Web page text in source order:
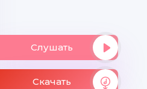
Слушать
Скачать